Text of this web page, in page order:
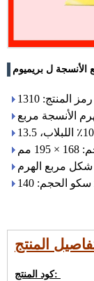
الأنسجة ل بريميوم
رمز المنتج: 1310
مم
شكل مربع الهرم
المنتج
كود المنتج: